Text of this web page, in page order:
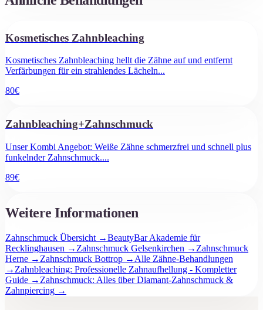
Kosmetisches Zahnbleaching
Kosmetisches Zahnbleaching hellt die Zähne auf und entfernt
Verfärbungen für ein strahlendes Lächeln...
80€
Zahnbleaching+Zahnschmuck
Unser Kombi Angebot: Weiße Zähne schmerzfrei und schnell plus
funkelnder Zahnschmuck....
89€
Weitere Informationen
Zahnschmuck Übersicht →BeautyBar Akademie für
Recklinghausen → Zahnschmuck Gelsenkirchen → Zahnschmuck
Herne → Zahnschmuck Bottrop → Alle Zähne-Behandlungen
→ Zahnbleaching: Professionelle Zahnaufhellung - Kompletter
Guide → Zahnschmuck: Alles über Diamant-Zahnschmuck &
Zahnpiercing →